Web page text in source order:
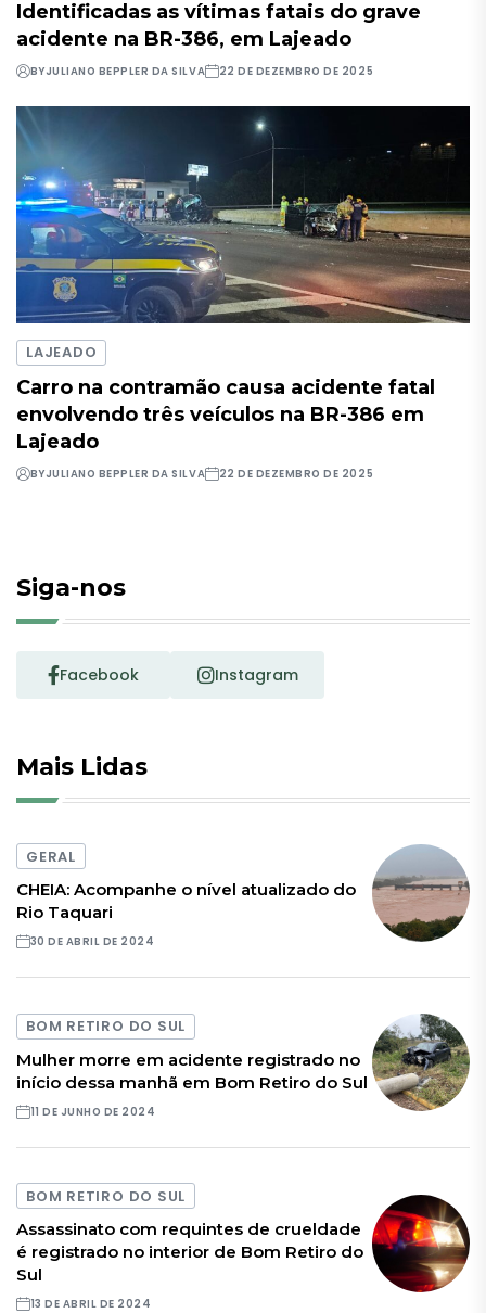
Identificadas as vítimas fatais do grave
acidente na BR-386, em Lajeado
BYJULIANO BEPPLER DA SILVA 22 DE DEZEMBRO DE 2025
LAJEADO
Carro na contramão causa acidente fatal
envolvendo três veículos na BR-386 em
Lajeado
BYJULIANO BEPPLER DA SILVA 22 DE DEZEMBRO DE 2025
Siga-nos
Facebook Instagram
Mais Lidas
GERAL
CHEIA: Acompanhe o nível atualizado do
Rio Taquari
30 DE ABRIL DE 2024
BOM RETIRO DO SUL
Mulher morre em acidente registrado no
início dessa manhã em Bom Retiro do Sul
11 DE JUNHO DE 2024
BOM RETIRO DO SUL
Assassinato com requintes de crueldade
é registrado no interior de Bom Retiro do
Sul
13 DE ABRIL DE 2024